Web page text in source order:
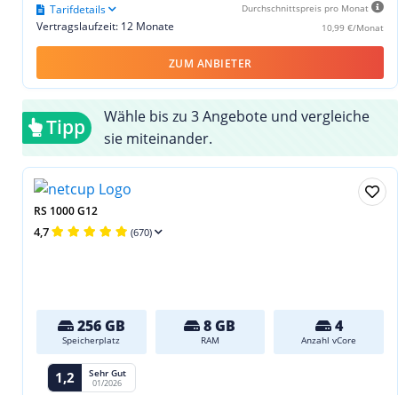
Durchschnittspreis pro Monat
10,99 €/Monat
Vertragslaufzeit: 12 Monate
Tarifdetails
ZUM ANBIETER
Tipp
Wähle bis zu 3 Angebote und vergleiche
sie miteinander.
RS 1000 G12
4,7 (670)
256 GB
Speicherplatz
8 GB
RAM
4
Anzahl vCore
1,2 Sehr Gut
01/2026